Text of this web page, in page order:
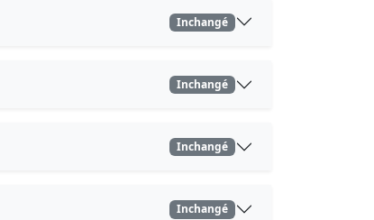
Inchangé
Inchangé
Inchangé
Inchangé